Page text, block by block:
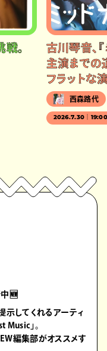
。
古川琴音、
主演までの
フラットな
西森路代
2026.7.30｜
🆕
示してくれるアーティ
Music」。
編集部がオススメす